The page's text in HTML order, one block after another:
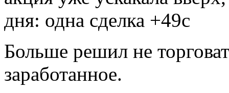
дня: одна сделка +49с
Больше решил не
заработанное.